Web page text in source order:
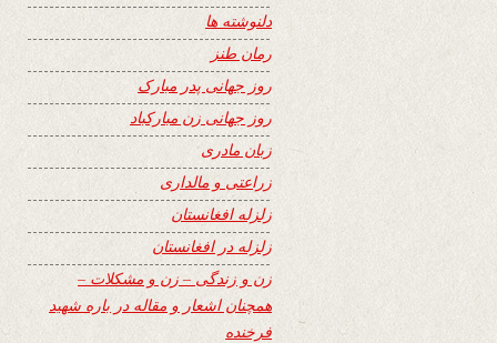
دلنوشته ها
رمان طنز
روز جهانی پدر مبارک
روز جهانی زن مبارکباد
زبان مادری
زراعتی و مالداری
زلزله افغانستان
زلزله در افغانستان
زن و زندگی – زن و مشکلات –
همچنان اشعار و مقاله در باره شهید
فرخنده